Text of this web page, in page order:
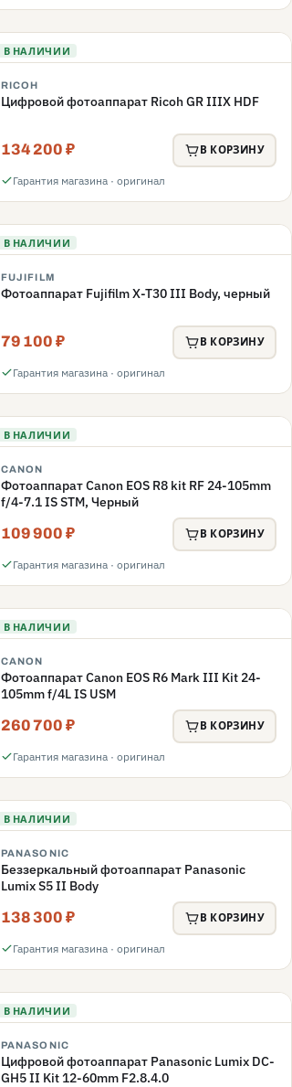
В НАЛИЧИИ
RICOH
Цифровой фотоаппарат Ricoh GR IIIX HDF
134 200 ₽ В КОРЗИНУ
Гарантия магазина · оригинал
В НАЛИЧИИ
FUJIFILM
Фотоаппарат Fujifilm X-T30 III Body, черный
79 100 ₽ В КОРЗИНУ
Гарантия магазина · оригинал
В НАЛИЧИИ
CANON
Фотоаппарат Canon EOS R8 kit RF 24-105mm
f/4-7.1 IS STM, Черный
109 900 ₽ В КОРЗИНУ
Гарантия магазина · оригинал
В НАЛИЧИИ
CANON
Фотоаппарат Canon EOS R6 Mark III Kit 24-
105mm f/4L IS USM
260 700 ₽ В КОРЗИНУ
Гарантия магазина · оригинал
В НАЛИЧИИ
PANASONIC
Беззеркальный фотоаппарат Panasonic
Lumix S5 II Body
138 300 ₽ В КОРЗИНУ
Гарантия магазина · оригинал
В НАЛИЧИИ
PANASONIC
Цифровой фотоаппарат Panasonic Lumix DC-
GH5 II Kit 12-60mm F2.8.4.0